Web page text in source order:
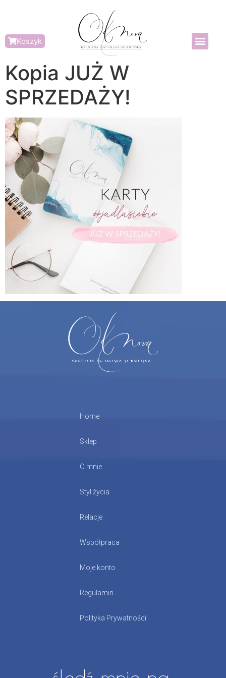
Koszyk
Kopia JUŻ W
SPRZEDAŻY!
Home
Sklep
O mnie
Styl życia
Relacje
Współpraca
Moje konto
Regulamin
Polityka Prywatności